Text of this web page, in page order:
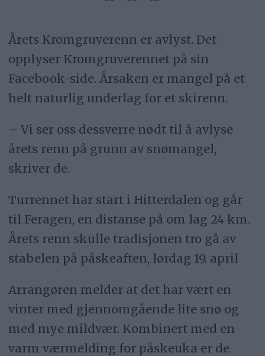
Årets Kromgruverenn er avlyst. Det
opplyser Kromgruverennet på sin
Facebook-side. Årsaken er mangel på et
helt naturlig underlag for et skirenn.
– Vi ser oss dessverre nødt til å avlyse
årets renn på grunn av snømangel,
skriver de.
Turrennet har start i Hitterdalen og går
til Feragen, en distanse på om lag 24 km.
Årets renn skulle tradisjonen tro gå av
stabelen på påskeaften, lørdag 19. april
Arrangøren melder at det har vært en
vinter med gjennomgående lite snø og
med mye mildvær. Kombinert med en
varm værmelding for påskeuka er de